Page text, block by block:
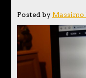
Posted by Massimo